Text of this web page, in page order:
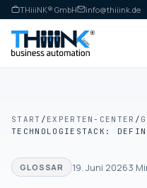
THiiiNK® GmbH info@thiiink.de
START / EXPERTEN-CENTER /
GLOSSAR 19. Juni 20263